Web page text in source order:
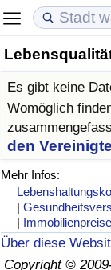
Es gibt keine
Womöglich
den
Mehr Infos:
|
| Immobilienpreise
Über diese
Copyright ©
in Akaba
Lebensqualität
Lebensqualität-
Kriminalität
Kriminalitäts-